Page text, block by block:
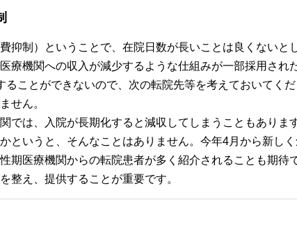
抑制）ということで、在院日数が長いことは良くないと
療機関への収入が減少するような仕組みが一部採用され
ことができないので、次の転院先等を考えておいてく
せん。
では、入院が長期化すると減収してしまうこともありま
というと、そんなことはありません。今年4月から新し
期医療機関からの転院患者が多く紹介されることも期待
整え、提供することが重要です。